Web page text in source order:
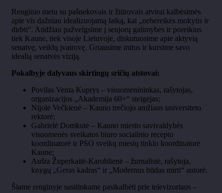
Renginio metu su pašnekovais ir žiūrovais atvirai kalbėsimės
apie vis dažniau idealizuojamą laiką, kai „nebereikės mokytis ir
dirbti“. Atidžiau pažvelgsime į senjorų galimybes ir poreikius
tiek Kaune, tiek visoje Lietuvoje, diskutuosime apie aktyvią
senatvę, veiklų įvairovę. Griausime mitus ir kursime savo
idealią senatvės viziją.
Pokalbyje dalyvaus skirtingų sričių atstovai:
Povilas Venta Kuprys – visuomenininkas, rašytojas,
organizacijos „Akademija 60+“ steigėjas;
Nijolė Večkienė – Kauno trečiojo amžiaus universiteto
rektorė;
Gabrielė Domkutė – Kauno miesto savivaldybės
visuomenės sveikatos biuro socialinio recepto
koordinatorė ir PSO sveikų miestų tinklo koordinatorė
Kaune;
Aušra Župerkaitė-Karoblienė – žurnalistė, rašytoja,
knygų „Geras kadras“ ir „Modernus būdas mirti“ autorė.
Šiame renginyje susitinkame pasikalbėti prie televizoriaus –